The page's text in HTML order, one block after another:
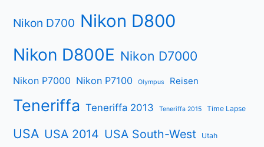
Nikon D700 Nikon D800
Nikon D800E Nikon D7000
Nikon P7000 Nikon P7100 Olympus Reisen
Teneriffa Teneriffa 2013 Teneriffa 2015 Time Lapse
USA USA 2014 USA South-West Utah